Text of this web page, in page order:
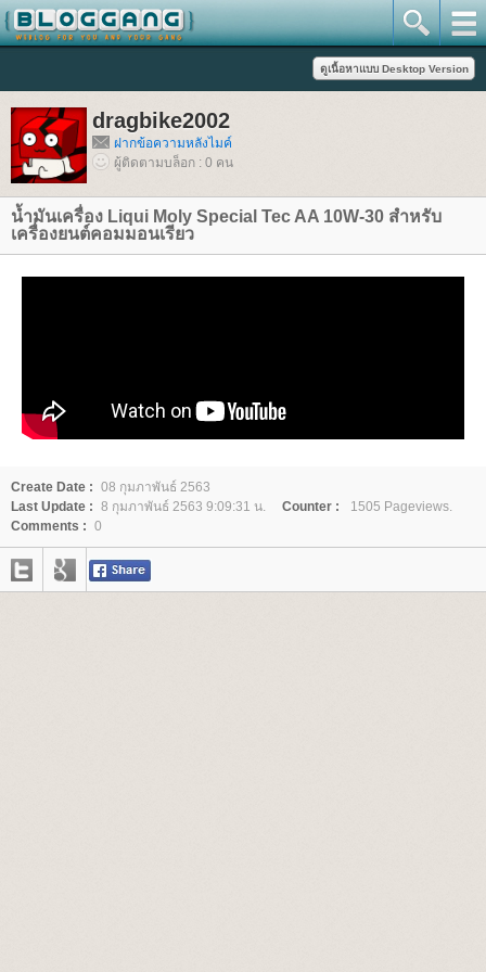
dragbike2002
ฝากข้อความหลังไมค์
ผู้ติดตามบล็อก : 0 คน
น้ำมันเครื่อง Liqui Moly Special Tec AA 10W-30 สำหรับ
เครื่องยนต์คอมมอนเรียว
Create Date : 08 กุมภาพันธ์ 2563
Last Update : 8 กุมภาพันธ์ 2563 9:09:31 น. Counter :
1505 Pageviews.
Comments : 0